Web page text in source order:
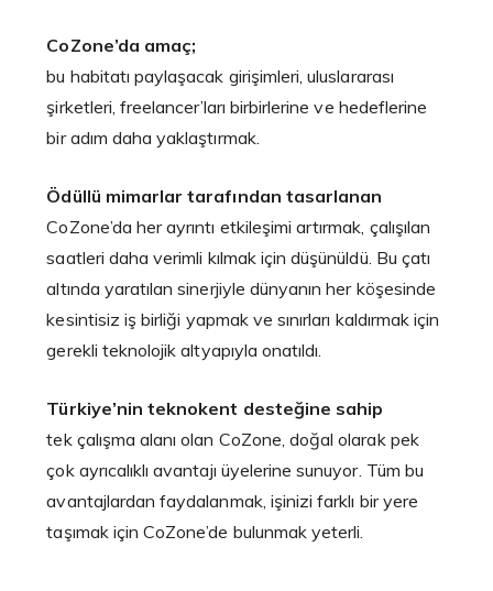
CoZone’da amaç;
bu habitatı paylaşacak girişimleri, uluslararası
şirketleri, freelancer’ları birbirlerine ve hedeflerine
bir adım daha yaklaştırmak.
Ödüllü mimarlar tarafından tasarlanan
CoZone’da her ayrıntı etkileşimi artırmak, çalışılan
saatleri daha verimli kılmak için düşünüldü. Bu çatı
altında yaratılan sinerjiyle dünyanın her köşesinde
kesintisiz iş birliği yapmak ve sınırları kaldırmak için
gerekli teknolojik altyapıyla onatıldı.
Türkiye’nin teknokent desteğine sahip
tek çalışma alanı olan CoZone, doğal olarak pek
çok ayrıcalıklı avantajı üyelerine sunuyor. Tüm bu
avantajlardan faydalanmak, işinizi farklı bir yere
taşımak için CoZone’de bulunmak yeterli.